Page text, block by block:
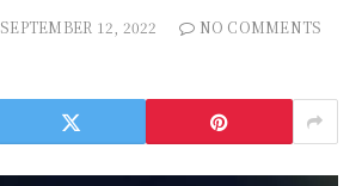
SEPTEMBER 12, 2022
NO COMMENTS